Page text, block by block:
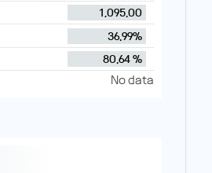
1,095.00
36.99%
80.64 %
No data